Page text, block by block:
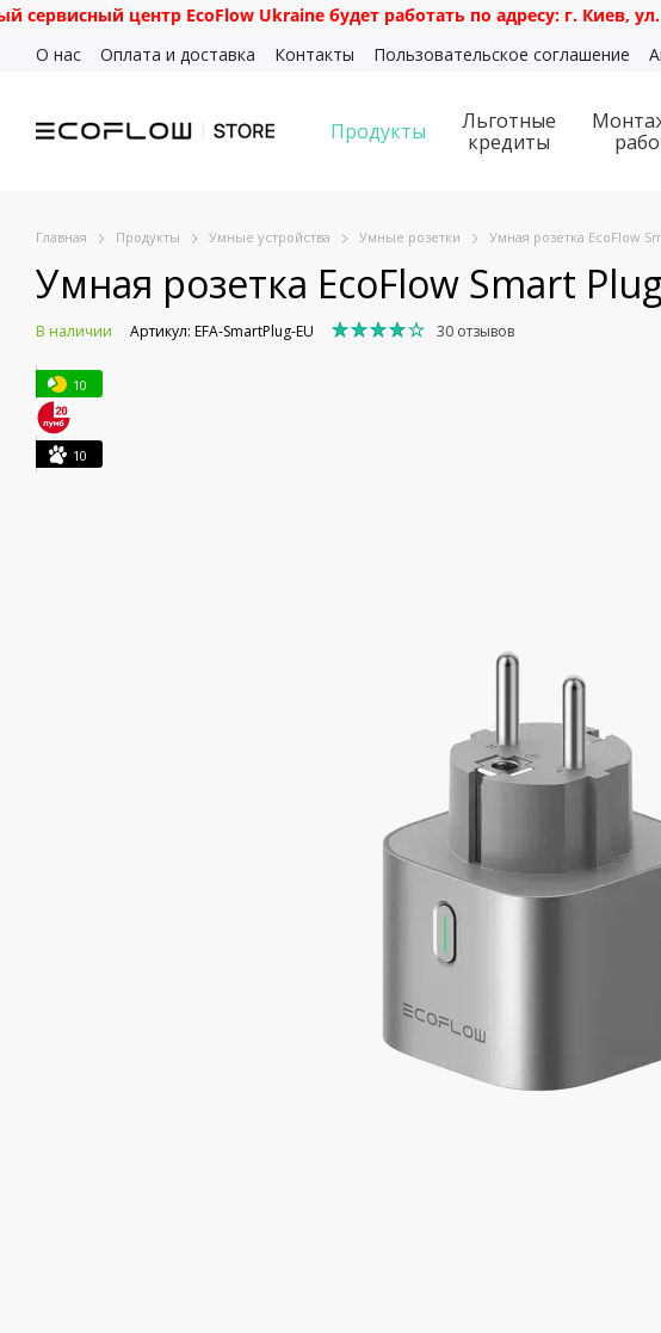
Перейти к основному контенту
центр EcoFlow Ukraine будет работать по адресу: г. Киев, ул.
О нас
Оплата и доставка Контакты Пользовательское соглашение
Продукты
Льготные
кредиты
Главная Продукты Умные устройства Умные розетки Умная розетка EcoFlow
Умная розетка EcoFlow Smart Plug
В наличии Артикул: EFA-SmartPlug-EU 30 отзывов
10
10